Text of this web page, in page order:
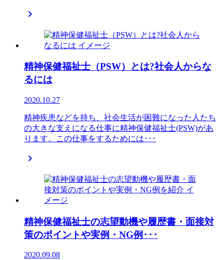

精神保健福祉士（PSW）とは?社会人からな
るには
2020.10.27
精神疾患などを持ち、社会生活が困難になった人たち
の大きな支えになる仕事に精神保健福祉士(PSW)があ
ります。この仕事をするためには･･･

精神保健福祉士の志望動機や履歴書・面接対
策のポイントや実例・NG例･･･
2020.09.08